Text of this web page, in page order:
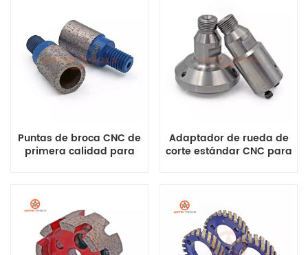
Puntas de broca CNC de
primera calidad para
Adaptador de rueda de
corte estándar CNC para